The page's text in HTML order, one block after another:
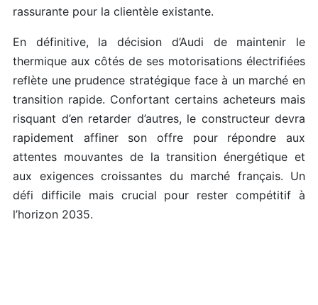
rassurante pour la clientèle existante.
En définitive, la décision d’Audi de maintenir le
thermique aux côtés de ses motorisations électrifiées
reflète une prudence stratégique face à un marché en
transition rapide. Confortant certains acheteurs mais
risquant d’en retarder d’autres, le constructeur devra
rapidement affiner son offre pour répondre aux
attentes mouvantes de la transition énergétique et
aux exigences croissantes du marché français. Un
défi difficile mais crucial pour rester compétitif à
l’horizon 2035.